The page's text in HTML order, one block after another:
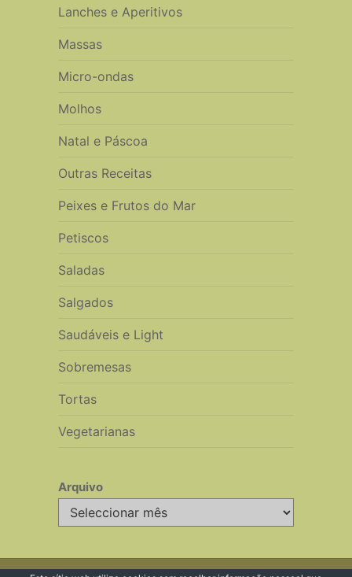
Lanches e Aperitivos
Massas
Micro-ondas
Molhos
Natal e Páscoa
Outras Receitas
Peixes e Frutos do Mar
Petiscos
Saladas
Salgados
Saudáveis e Light
Sobremesas
Tortas
Vegetarianas
Arquivo
Arquivo